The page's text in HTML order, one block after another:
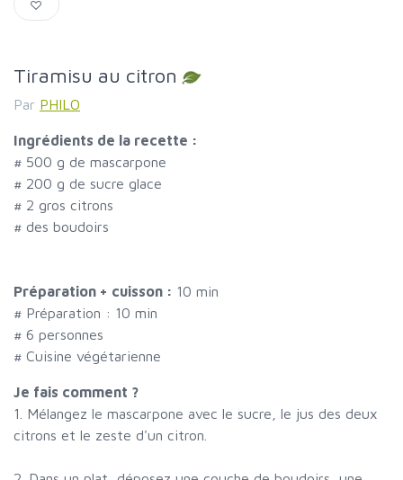
Tiramisu au citron
Par PHILO
Ingrédients de la recette :
# 500 g de mascarpone
# 200 g de sucre glace
# 2 gros citrons
# des boudoirs
Préparation + cuisson : 10 min
# Préparation : 10 min
# 6 personnes
# Cuisine végétarienne
Je fais comment ?
1. Mélangez le mascarpone avec le sucre, le jus des deux
citrons et le zeste d'un citron.